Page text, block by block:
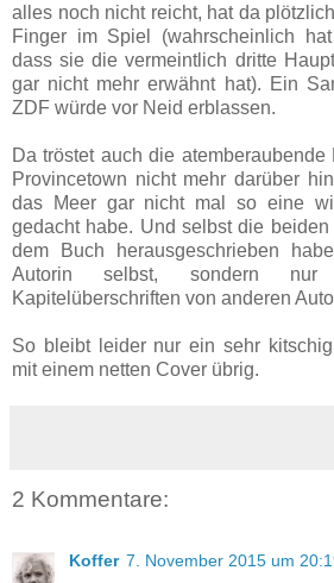
alles noch nicht reicht, hat da
Finger im Spiel (wahrscheinlich
dass sie die vermeintlich dritte
gar nicht mehr erwähnt hat). Ein
ZDF würde vor Neid erblassen.
Da tröstet auch die
Provincetown nicht mehr darüber
das Meer gar nicht mal so eine
gedacht habe. Und selbst die
dem Buch herausgeschrieben
Autorin selbst, sondern nur
Kapitelüberschriften von anderen
So bleibt leider nur ein sehr
mit einem netten Cover übrig.
2 Kommentare:
Koffer 7. November 2015 um